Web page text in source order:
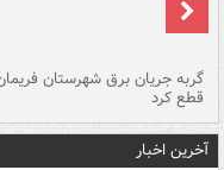
گربه جریان برق شهرستان
قطع کرد
آخرین اخبار